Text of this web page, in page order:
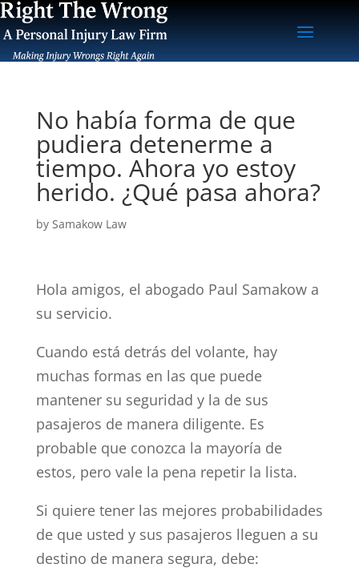
No había forma de que
pudiera detenerme a
tiempo. Ahora yo estoy
herido. ¿Qué pasa ahora?
by Samakow Law
Hola amigos, el abogado Paul Samakow a
su servicio.
Cuando está detrás del volante, hay
muchas formas en las que puede
mantener su seguridad y la de sus
pasajeros de manera diligente. Es
probable que conozca la mayoría de
estos, pero vale la pena repetir la lista.
Si quiere tener las mejores probabilidades
de que usted y sus pasajeros lleguen a su
destino de manera segura, debe: